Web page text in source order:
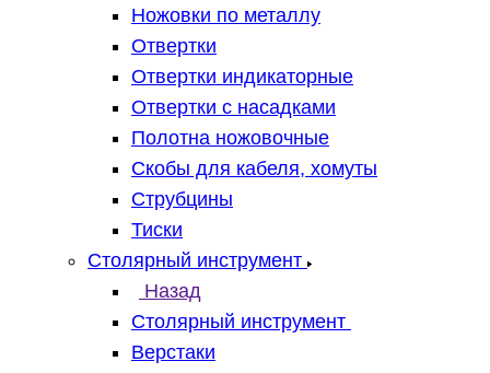
Ножовки по металлу
Отвертки
Отвертки индикаторные
Отвертки с насадками
Полотна ножовочные
Скобы для кабеля, хомуты
Струбцины
Тиски
Столярный инструмент
Назад
Столярный инструмент
Верстаки